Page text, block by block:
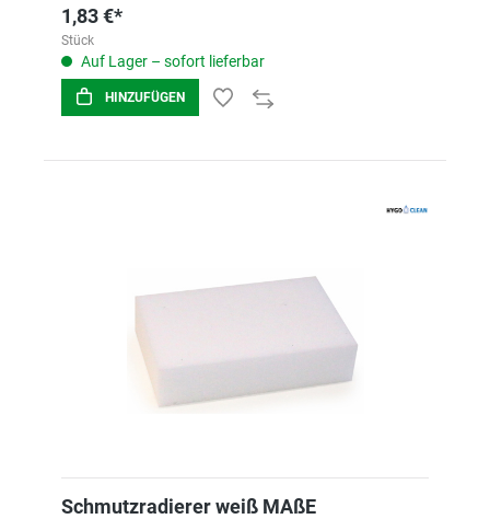
1,83 €*
Stück
Auf Lager – sofort lieferbar
HINZUFÜGEN
Schmutzradierer weiß MAßE